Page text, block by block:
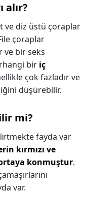
alır?
ve diz üstü çoraplar
çoraplar
ve bir seks
bir iç
çok fazladır ve
düşürebilir.
mi?
fayda var
kırmızı ve
konmuştur.
var.